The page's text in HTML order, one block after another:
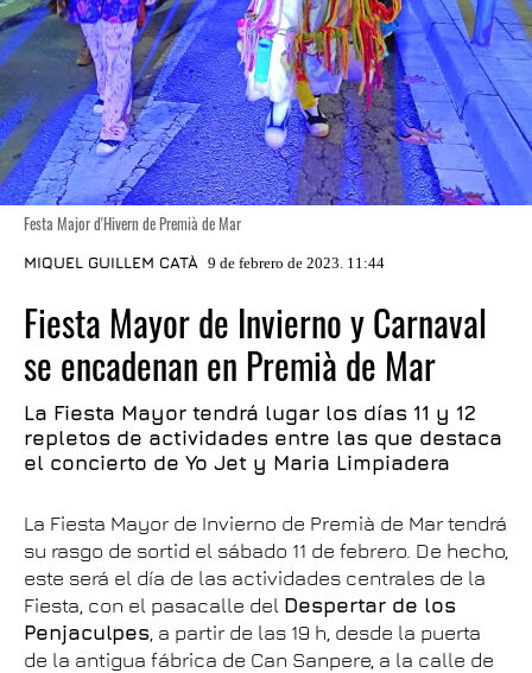
Festa Major d'Hivern de Premià de Mar
MIQUEL GUILLEM CATÀ 9 de febrero de 2023. 11:44
Fiesta Mayor de Invierno y Carnaval
se encadenan en Premià de Mar
La Fiesta Mayor tendrá lugar los días 11 y 12
repletos de actividades entre las que destaca
el concierto de Yo Jet y Maria Limpiadera
La Fiesta Mayor de Invierno de Premià de Mar tendrá
su rasgo de sortid el sábado 11 de febrero. De hecho,
este será el día de las actividades centrales de la
Fiesta, con el pasacalle del Despertar de los
Penjaculpes, a partir de las 19 h, desde la puerta
de la antigua fábrica de Can Sanpere, a la calle de